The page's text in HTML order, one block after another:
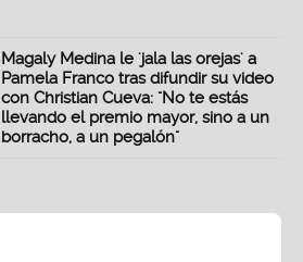
Magaly Medina le 'jala las orejas' a
Pamela Franco tras difundir su video
con Christian Cueva: "No te estás
llevando el premio mayor, sino a un
borracho, a un pegalón"